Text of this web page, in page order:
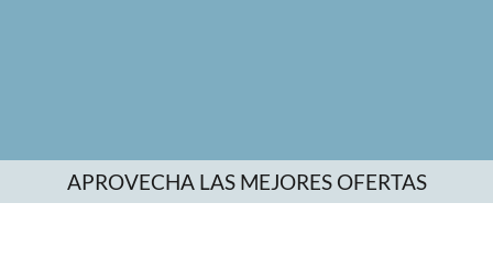
APROVECHA LAS MEJORES OFERTAS